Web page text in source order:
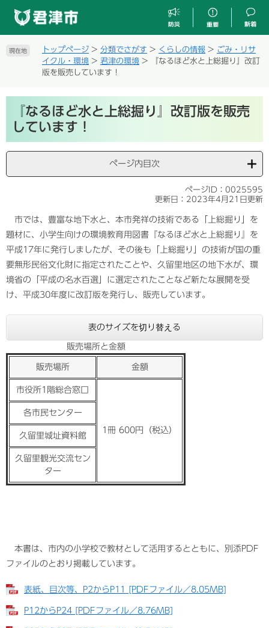
す
し
現在地 トップページ > 分類でさがす > くらしの情報 > ごみ・リサ
イクル・環境 > 君津の環境 >
『なるほど水と上総掘り』改訂
版を販売しています！
『なるほど水と上総掘り』改訂版を販売
しています！
ページ内目次
ページID：0025595
更新日：2023年4月21日更新
市では、豊富な地下水と、本市発祥の技術である「上総掘り」を
題材に、小学生向けの環境教育用図書『なるほど水と上総掘り』を
平成17年に発行しましたが、その後も「上総掘り」の技術が国の重
要無形民俗文化財に指定されたことや、久留里地区の地下水が、環
境省の「平成の名水百選」に選定されたことなど新たな展開を受
け、平成30年度に改訂版を発行し、販売しています。
表のサイズを切り替える
販売場所と金額
販売場所 金額
市役所1階総合窓口
1冊 600円（税込）
各市民センター
久留里城址資料館
久留里観光交流セン
ター
本書は、市内の小学校で教材として活用するとともに、別添PDF
ファイルのとおり掲載しています。
表紙、目次等、P2からP11 [PDFファイル／8.05MB]
P12からP24 [PDFファイル／8.76MB]